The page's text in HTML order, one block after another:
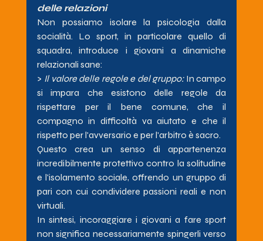
delle relazioni
Non possiamo isolare la psicologia dalla
socialità. Lo sport, in particolare quello di
squadra, introduce i giovani a dinamiche
relazionali sane:
> Il valore delle regole e del gruppo: In campo
si impara che esistono delle regole da
rispettare per il bene comune, che il
compagno in difficoltà va aiutato e che il
rispetto per l'avversario e per l'arbitro è sacro.
Questo crea un senso di appartenenza
incredibilmente protettivo contro la solitudine
e l'isolamento sociale, offrendo un gruppo di
pari con cui condividere passioni reali e non
virtuali.
In sintesi, incoraggiare i giovani a fare sport
non significa necessariamente spingerli verso